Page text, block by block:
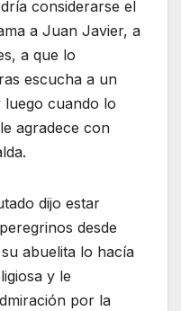
considerarse el
a Juan Javier, a
a que lo
escucha a un
luego cuando lo
agradece con
dijo estar
desde
abuelita lo hacía
y le
por la